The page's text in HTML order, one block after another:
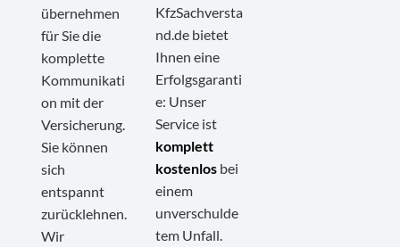
übernehmen
für Sie die
komplette
Kommunikati
on mit der
Versicherung.
Sie können
sich
entspannt
zurücklehnen.
Wir
KfzSachversta
nd.de bietet
Ihnen eine
Erfolgsgaranti
e: Unser
Service ist
komplett
kostenlos bei
einem
unverschulde
tem Unfall.